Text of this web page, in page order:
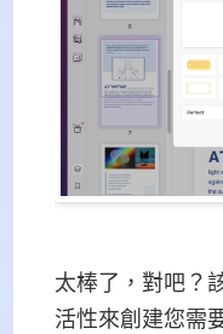
太棒了，對吧？
活性來創建您需